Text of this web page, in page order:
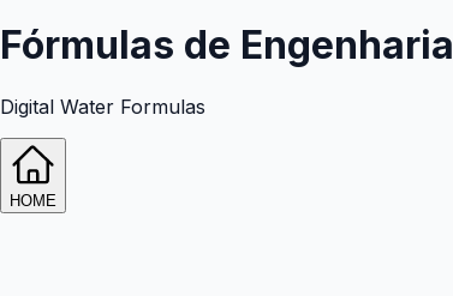
Fórmulas de Engenharia
Digital Water Formulas
HOME